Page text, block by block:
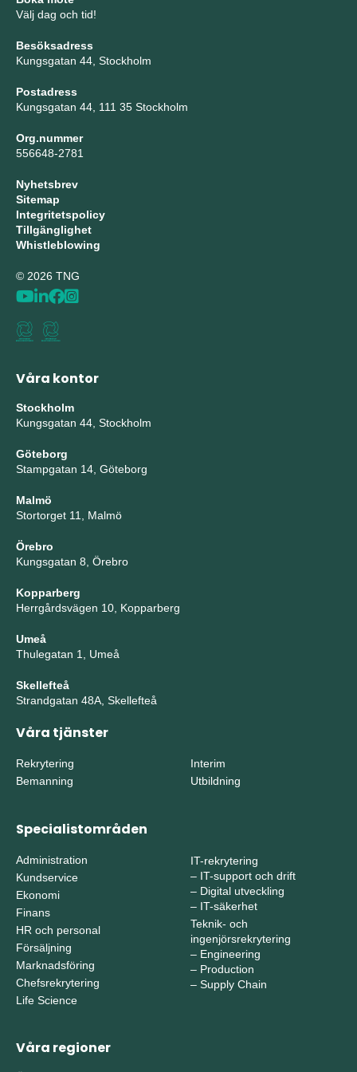
Välj dag och tid!
Besöksadress
Kungsgatan 44, Stockholm
Postadress
Kungsgatan 44, 111 35 Stockholm
Org.nummer
556648-2781
Nyhetsbrev
Sitemap
Integritetspolicy
Tillgänglighet
Whistleblowing
© 2026 TNG
Våra kontor
Stockholm
Kungsgatan 44, Stockholm
Göteborg
Stampgatan 14, Göteborg
Malmö
Stortorget 11, Malmö
Örebro
Kungsgatan 8, Örebro
Kopparberg
Herrgårdsvägen 10, Kopparberg
Umeå
Thulegatan 1, Umeå
Skellefteå
Strandgatan 48A, Skellefteå
Våra tjänster
Rekrytering
Bemanning
Interim
Utbildning
Specialistområden
Administration
Kundservice
Ekonomi
Finans
HR och personal
Försäljning
Marknadsföring
Chefsrekrytering
Life Science
IT-rekrytering
– IT-support och drift
– Digital utveckling
– IT-säkerhet
Teknik- och
ingenjörsrekrytering
– Engineering
– Production
– Supply Chain
Våra regioner